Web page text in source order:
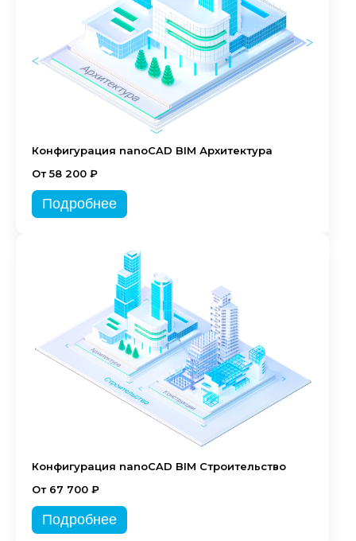
Конфигурация nanoCAD BIM Архитектура
От 58 200 ₽
Подробнее
Конфигурация nanoCAD BIM Строительство
От 67 700 ₽
Подробнее